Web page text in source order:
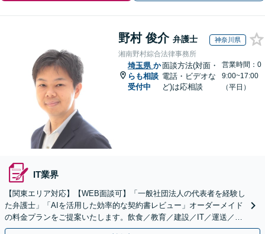
野村 俊介 弁護士 神奈川県
湘南野村綜合法律事務所
埼玉県 か
らも相談
受付中
面談方法(対面・
電話・ビデオな
ど)は応相談
営業時間：0
9:00~17:00
（平日）
IT業界
【関東エリア対応】【WEB面談可】「一般社団法人の代表者を経験し
た弁護士」「AIを活用した効率的な契約書レビュー」オーダーメイド
の料金プランをご提案いたします。飲食／教育／建設／IT／運送／不
動産／メーカー／社会福祉法人など幅広い業界に対応